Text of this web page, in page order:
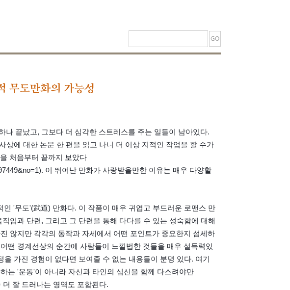
무도만화의 가능성
나 끝났고, 그보다 더 심각한 스트레스를 주는 일들이 남아있다.
상에 대한 논문 한 편을 읽고 나니 더 이상 지적인 작업을 할 수가
처음부터 끝까지 보았다
이 뛰어난 만화가 사랑받을만한 이유는 매우 다양할
'무도'(武道) 만화다. 이 작품이 매우 귀엽고 부드러운 로맨스 만
임과 단련, 그리고 그 단련을 통해 다다를 수 있는 성숙함에 대해
않지만 각각의 동작과 자세에서 어떤 포인트가 중요한지 섬세하
떤 경계선상의 순간에 사람들이 느낄법한 것들을 매우 설득력있
가진 경험이 없다면 보여줄 수 없는 내용들이 분명 있다. 여기
는 '운동'이 아니라 자신과 타인의 심신을 함께 다스려야만
잘 드러나는 영역도 포함된다.